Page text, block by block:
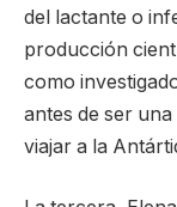
del lactante o
producción
como
antes de ser
viajar a la